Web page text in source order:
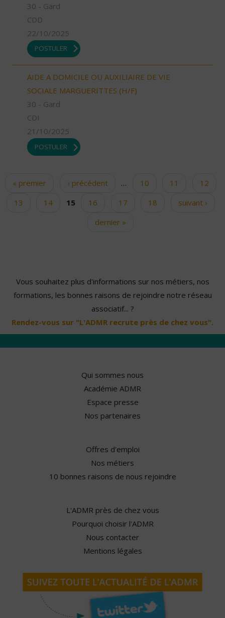
30 - Gard
CDD
22/10/2025
POSTULER
AIDE A DOMICILE OU AUXILIAIRE DE VIE
SOCIALE MARGUERITTES (H/F)
30 - Gard
CDI
21/10/2025
POSTULER
Pages
« premier ‹ précédent … 10 11
12
13
14 15 16 17 18
suivant ›
dernier »
Vous souhaitez plus d'informations sur nos métiers, nos
formations, les bonnes raisons de rejoindre notre réseau
associatif... ?
Rendez-vous sur "L'ADMR recrute près de chez vous".
Qui sommes nous
Académie ADMR
Espace presse
Nos partenaires
Offres d'emploi
Nos métiers
10 bonnes raisons de nous rejoindre
L'ADMR près de chez vous
Pourquoi choisir l'ADMR
Nous contacter
Mentions légales